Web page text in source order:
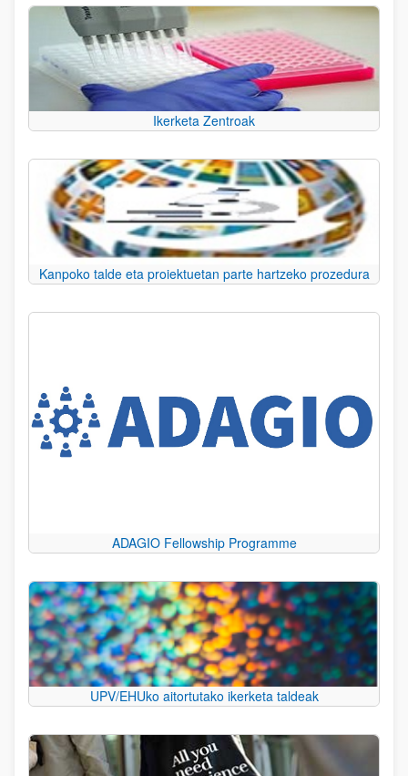
Ikerketa Zentroak
Kanpoko talde eta proiektuetan parte hartzeko prozedura
ADAGIO Fellowship Programme
UPV/EHUko aitortutako ikerketa taldeak